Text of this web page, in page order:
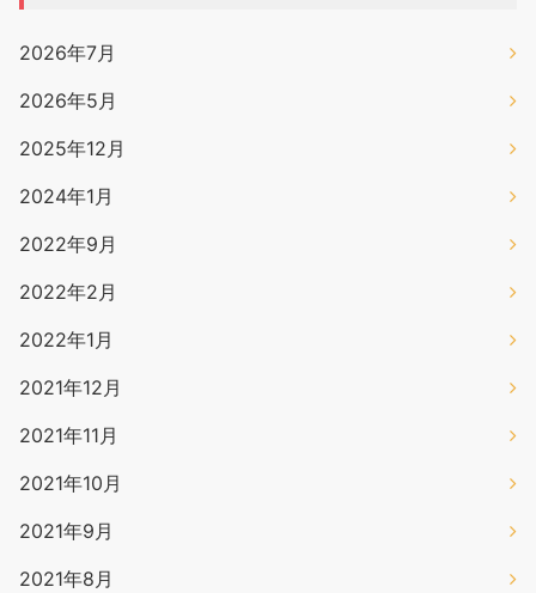
2026年7月
2026年5月
2025年12月
2024年1月
2022年9月
2022年2月
2022年1月
2021年12月
2021年11月
2021年10月
2021年9月
2021年8月